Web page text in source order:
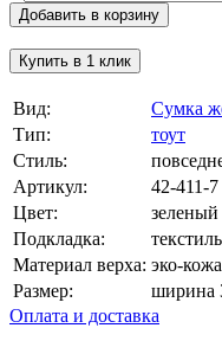
Добавить в корзину
Купить в 1 клик
Вид:
Сумка
Тип:
тоут
Стиль:
Артикул:
42-411-7
Цвет:
зеленый
Подкладка:
текстиль
Материал верха: эко-кожа
Размер:
ширина
Оплата и доставка